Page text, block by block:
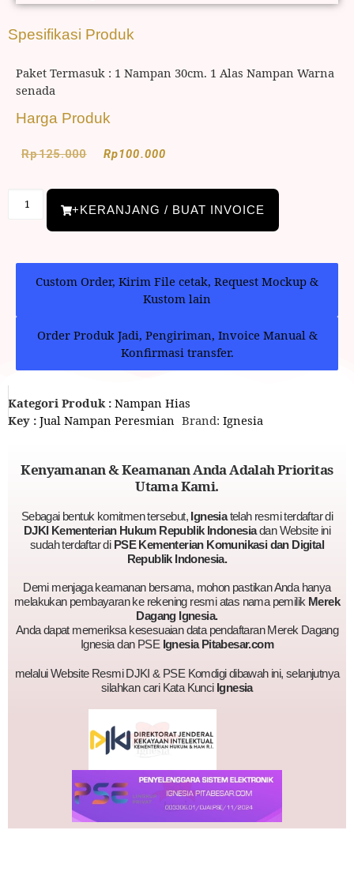
Spesifikasi Produk
Paket Termasuk : 1 Nampan 30cm. 1 Alas Nampan Warna
senada
Harga Produk
Rp125.000 Rp100.000
+KERANJANG / BUAT INVOICE
Custom Order, Kirim File cetak, Request Mockup &
Kustom lain
Order Produk Jadi, Pengiriman, Invoice Manual &
Konfirmasi transfer.
Kategori Produk : Nampan Hias
Key : Jual Nampan Peresmian Brand: Ignesia
Kenyamanan & Keamanan Anda Adalah Prioritas
Utama Kami.
Sebagai bentuk komitmen tersebut, Ignesiatelah resmi terdaftar di
DJKI Kementerian Hukum Republik Indonesiadan Website ini
sudah terdaftar di PSE Kementerian Komunikasi dan Digital
Republik Indonesia.
Demi menjaga keamanan bersama, mohon pastikan Anda hanya
melakukan pembayaran ke rekening resmi atas nama pemilik Merek
Dagang Ignesia.
Anda dapat memeriksa kesesuaian data pendaftaran Merek Dagang
Ignesia dan PSE Ignesia Pitabesar.com
melalui Website Resmi DJKI & PSE Komdigi dibawah ini, selanjutnya
silahkan cari Kata Kunci Ignesia